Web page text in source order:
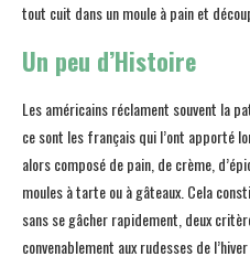
tout cuit dans un moule à pain et
Un peu d’Histoire
Les américains réclament souvent la
ce sont les français qui l’ont apporté
alors composé de pain, de crème,
moules à tarte ou à gâteaux. Cela
sans se gâcher rapidement, deux
convenablement aux rudesses de